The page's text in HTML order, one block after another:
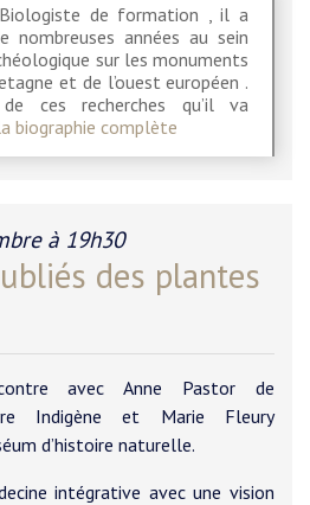
Biologiste de formation , il a
nombreuses années au sein
sur les monuments
et de l’ouest européen .
ces recherches qu’il va
biographie complète
à 19h30
des plantes
avec Anne Pastor de
Indigène et Marie Fleury
d’histoire naturelle.
intégrative avec une vision